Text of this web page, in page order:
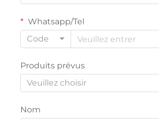
Whatsapp/Tel
Code
Produits prévus
Veuillez choisir
Nom